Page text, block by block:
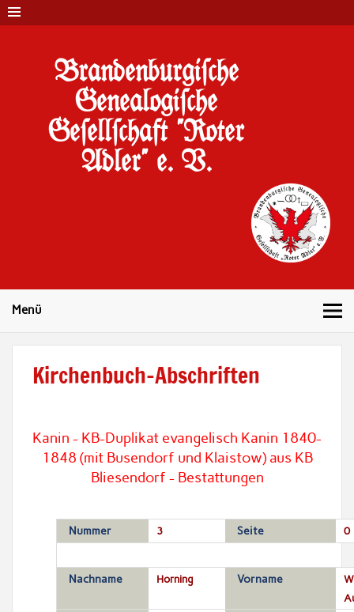
Brandenburgi#che
Genealogi#che
Ge#ell#chaft "Roter
Adler" e. V.
Menü
Kirchenbuch-Abschriften
Kanin - KB-Duplikat evangelisch Kanin 1840-
1848 (mit Busendorf und Klaistow) aus KB
Bliesendorf - Bestattungen
Nummer 3 Seite 0
Nachname Horning Vorname